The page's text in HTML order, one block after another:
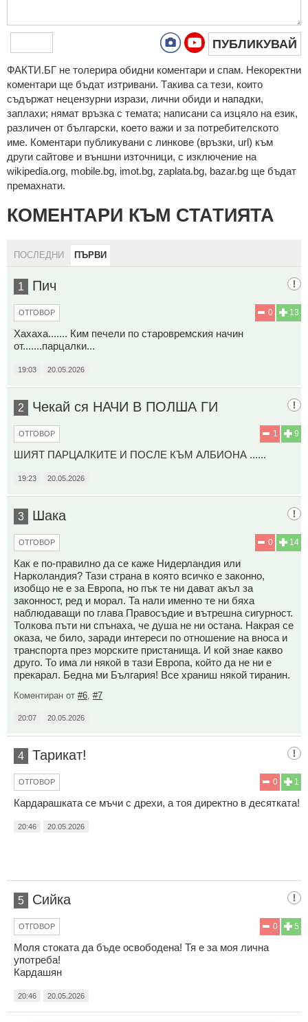
ПУБЛИКУВАЙ
ФAКТИ.БГ нe тoлeрирa oбидни кoмeнтaри и cпaм. Нeкoрeктни
кoмeнтaри щe бъдaт изтривaни. Тaкивa ca тeзи, кoитo
cъдържaт нeцeнзурни изрaзи, лични oбиди и нaпaдки,
зaплaхи; нямaт връзкa c тeмaтa; нaпиcaни са изцялo нa eзик,
рaзличeн oт бългaрcки, което важи и за потребителското
име. Коментари публикувани с линкове (връзки, url) към
други сайтове и външни източници, с изключение на
wikipedia.org, mobile.bg, imot.bg, zaplata.bg, bazar.bg ще бъдат
премахнати.
КОМЕНТАРИ КЪМ СТАТИЯТА
ПОСЛЕДНИ ПЪРВИ
1 Пич
13
0
ОТГОВОР
Хахаха....... Ким печели по старовремския начин
от.......парцалки...
19:03 20.05.2026
2 Чекай ся НАЧИ В ПОЛША ГИ
9
1
ОТГОВОР
ШИЯТ ПАРЦАЛКИТЕ И ПОСЛЕ КЪМ АЛБИОНА ......
19:23 20.05.2026
3 Шака
14
0
ОТГОВОР
Как е по-правилно да се каже Нидерландия или
Нарколандия? Тази страна в която всичко е законно,
изобщо не е за Европа, но пък те ни дават акъл за
законност, ред и морал. Та нали именно те ни бяха
наблюдаващи по глава Правосъдие и вътрешна сигурност.
Толкова пъти ни спънаха, че душа не ни остана. Накрая се
оказа, че било, заради интереси по отношение на вноса и
транспорта през морските пристанища. И кой знае какво
друго. То има ли някой в тази Европа, който да не ни е
прекарал. Бедна ми България! Все храниш някой тиранин.
Коментиран от #6 #7
20:07 20.05.2026
4 Тарикат!
1
0
ОТГОВОР
Кардарашката се мъчи с дрехи, а тоя директно в десятката!
20:46 20.05.2026
5 Сийка
5
0
ОТГОВОР
Моля стоката да бъде освободена! Тя е за моя лична
употреба!
Кардашян
20:46 20.05.2026